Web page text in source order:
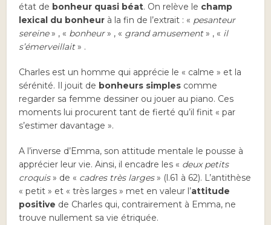
état de bonheur quasi béat. On relève le champ
lexical du bonheur à la fin de l’extrait : « pesanteur
sereine» , « bonheur» , « grand amusement» , « il
s’émerveillait» .
Charles est un homme qui apprécie le « calme » et la
sérénité. Il jouit de bonheurs simples comme
regarder sa femme dessiner ou jouer au piano. Ces
moments lui procurent tant de fierté qu’il finit « par
s’estimer davantage ».
A l’inverse d’Emma, son attitude mentale le pousse à
apprécier leur vie. Ainsi, il encadre les « deux petits
croquis» de « cadres très larges» (l.61 à 62). L’antithèse
« petit » et « très larges » met en valeur l’attitude
positive de Charles qui, contrairement à Emma, ne
trouve nullement sa vie étriquée.